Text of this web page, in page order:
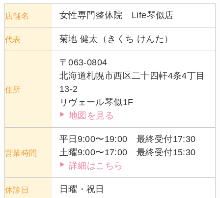
店舗名 女性専門整体院 Life琴似店
代表 菊地 健太（きくち けんた）
住所
〒063-0804
北海道札幌市西区二十四軒4条4丁目
13-2
リヴェール琴似1F
地図を見る
営業時間
平日9:00〜19:00 最終受付17:30
土曜9:00〜17:00 最終受付15:30
詳細はこちら
休診日 日曜・祝日